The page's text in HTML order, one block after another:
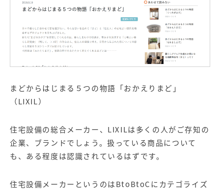
まどからはじまる５つの物語「おかえりまど」
（LIXIL）
住宅設備の総合メーカー、LIXILは多くの人がご存知の
企業、ブランドでしょう。扱っている商品について
も、ある程度は認識されているはずです。
住宅設備メーカーというのはBtoBtoCにカテゴライズ